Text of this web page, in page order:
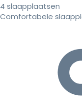
4 slaapplaatsen
Comfortabele